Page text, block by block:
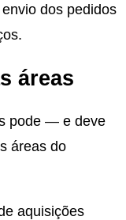
dos pedidos
áreas
pode — e deve
áreas do
aquisições